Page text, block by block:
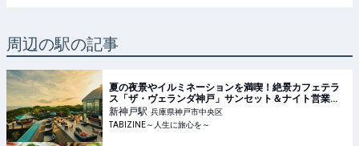
周辺の駅の記事
夏の夜景やイルミネーションを満喫！絶景カフェテラ
ス「ザ・ヴェランダ神戸」サンセット＆ナイト営業を
開催中｜神戸布引ハーブ園 | TABIZINE～人生に旅心を
～
新神戸駅 兵庫県神戸市中央区
TABIZINE～人生に旅心を～